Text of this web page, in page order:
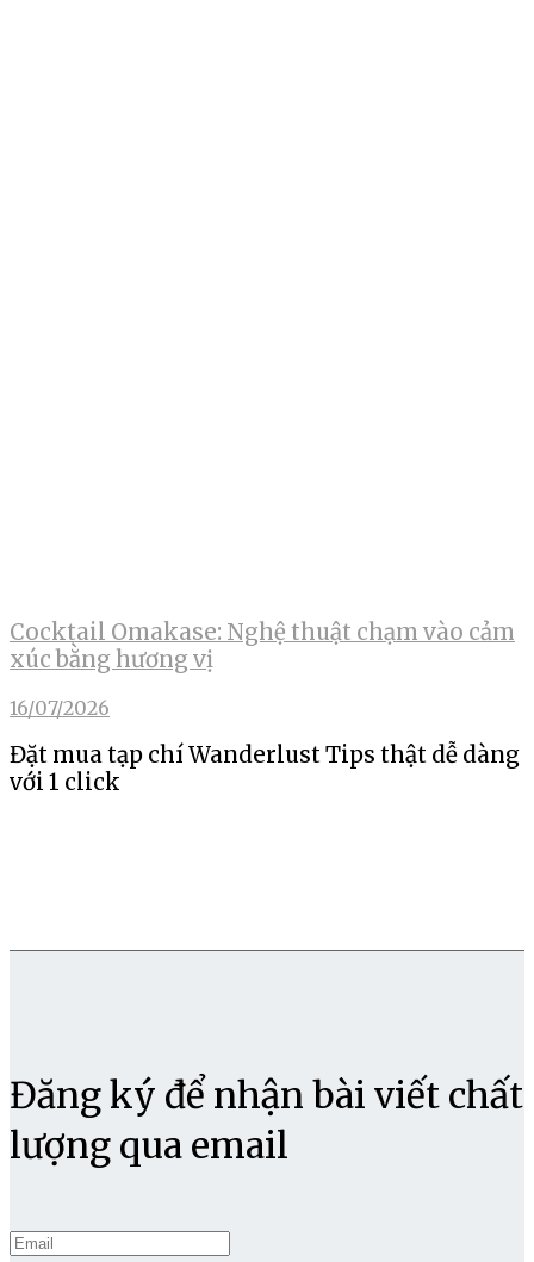
Cocktail Omakase: Nghệ thuật chạm vào cảm
xúc bằng hương vị
16/07/2026
Đặt mua tạp chí Wanderlust Tips thật dễ dàng
với 1 click
Đăng ký để nhận bài viết chất
lượng qua email